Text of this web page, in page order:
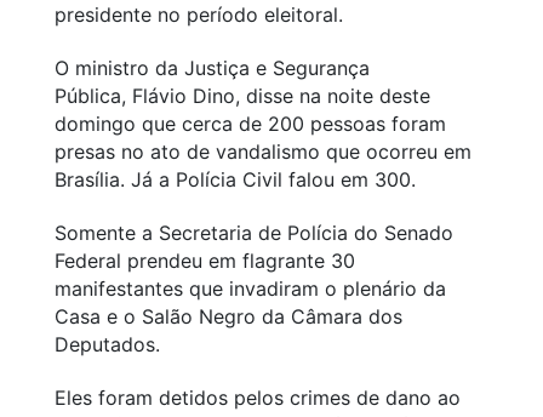
presidente no período eleitoral.
O ministro da Justiça e Segurança
Pública, Flávio Dino, disse na noite deste
domingo que cerca de 200 pessoas foram
presas no ato de vandalismo que ocorreu em
Brasília. Já a Polícia Civil falou em 300.
Somente a Secretaria de Polícia do Senado
Federal prendeu em flagrante 30
manifestantes que invadiram o plenário da
Casa e o Salão Negro da Câmara dos
Deputados.
Eles foram detidos pelos crimes de dano ao